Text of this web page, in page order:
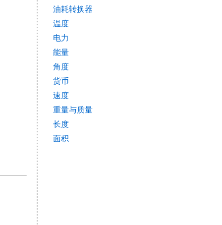
油耗转换器
温度
电力
能量
角度
货币
速度
重量与质量
长度
面积